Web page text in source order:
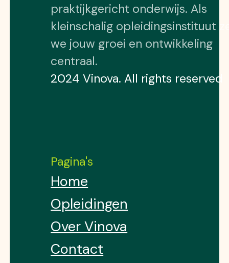
praktijkgericht onderwijs. Als
kleinschalig opleidingsinstituut
we jouw groei en ontwikkeling
centraal.
2024 Vinova. All rights reserved
Pagina's
Home
Opleidingen
Over Vinova
Contact